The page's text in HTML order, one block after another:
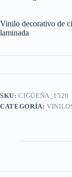
Vinilo decorativo de
laminada
SKU:CIGÜEÑA_1520
CATEGORÍA: